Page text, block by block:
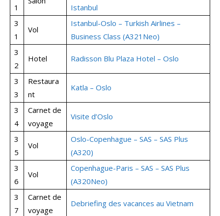
1
Istanbul
3
1
Vol
Istanbul-Oslo – Turkish Airlines –
Business Class (A321Neo)
3
2
Hotel Radisson Blu Plaza Hotel – Oslo
3
3
Restaura
nt
Katla – Oslo
3
4
Carnet de
voyage
Visite d’Oslo
3
5
Vol
Oslo-Copenhague – SAS – SAS Plus
(A320)
3
6
Vol
Copenhague-Paris – SAS – SAS Plus
(A320Neo)
3
7
Carnet de
voyage
Debriefing des vacances au Vietnam